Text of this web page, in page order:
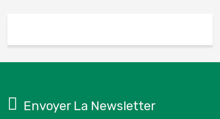
Envoyer La Newsletter